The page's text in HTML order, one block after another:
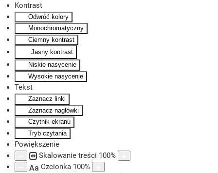
Kontrast
Odwróć kolory
Monochromatyczny
Ciemny kontrast
Jasny kontrast
Niskie nasycenie
Wysokie nasycenie
Tekst
Zaznacz linki
Zaznacz nagłówki
Czytnik ekranu
Tryb czytania
Powiększenie
Skalowanie treści 100%
Aa Czcionka 100%
Skip to main content